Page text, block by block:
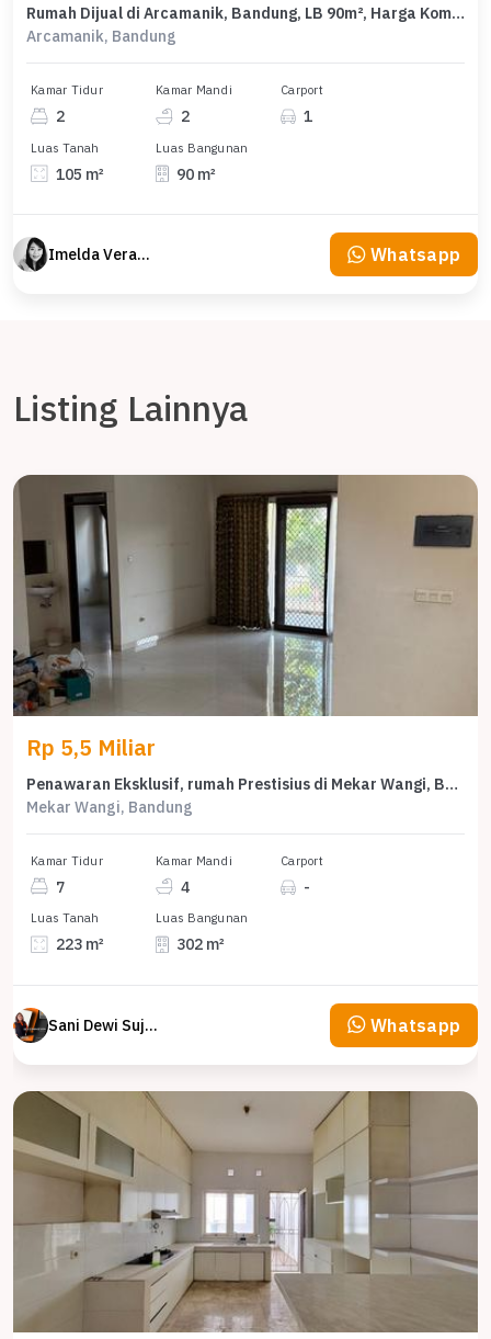
Rumah Dijual di Arcamanik, Bandung, LB 90m², Harga Kompetitif!
Arcamanik, Bandung
Kamar Tidur
2
Kamar Mandi
2
Carport
1
Luas Tanah
105 m²
Luas Bangunan
90 m²
Imelda Veranika Whatsapp
Listing Lainnya
Rp 5,5 Miliar
Penawaran Eksklusif, rumah Prestisius di Mekar Wangi, Bandung, LB 302m²
Mekar Wangi, Bandung
Kamar Tidur
7
Kamar Mandi
4
Carport
-
Luas Tanah
223 m²
Luas Bangunan
302 m²
Sani Dewi Sujono Whatsapp